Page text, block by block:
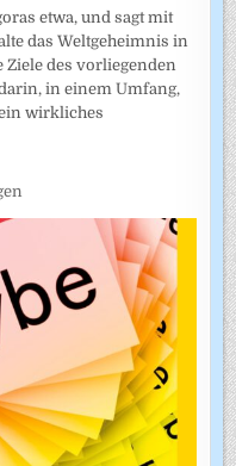
etwa, und sagt mit
das Weltgeheimnis in
des vorliegenden
in einem Umfang,
wirkliches